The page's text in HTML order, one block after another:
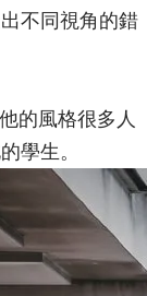
不同視角的錯
的風格很多人
學生。